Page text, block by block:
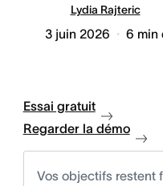
Lydia Rajteric
3 juin 2026 6 min
Essai gratuit
Regarder la démo
Vos objectifs restent